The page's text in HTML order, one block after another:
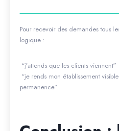
Pour recevoir des demandes tous
logique :
“j’attends que les clients viennent”
“je rends mon établissement
permanence”